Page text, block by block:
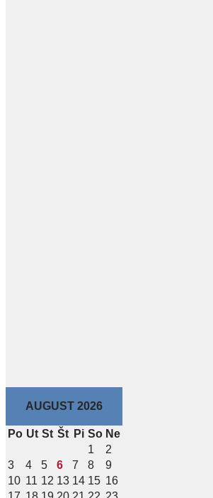
AUGUST 2026
Po Ut St Št Pi So Ne
1
2
3
4 5 6 7 8
9
10 11 12 13 14 15 16